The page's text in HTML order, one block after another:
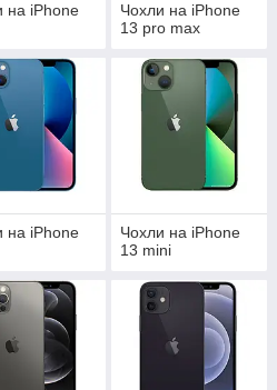
на iPhone
Чохли на iPhone
13 pro max
на iPhone
Чохли на iPhone
13 mini